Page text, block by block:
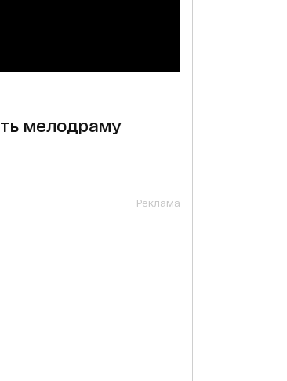
мелодраму
Реклама